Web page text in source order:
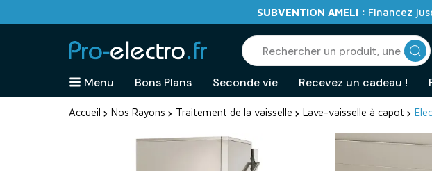
SUBVENTION AMELI : Financez
Menu Bons Plans Seconde vie Recevez un cadeau !
Accueil Nos Rayons Traitement de la vaisselle Lave-vaisselle à capot